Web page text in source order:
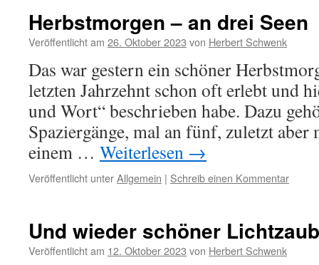
Herbstmorgen – an drei Seen
Veröffentlicht am 26. Oktober 2023 von Herbert Schwenk
Das war gestern ein schöner
letzten Jahrzehnt schon oft erlebt und
und Wort“ beschrieben habe. Dazu
Spaziergänge, mal an fünf, zuletzt aber
einem … Weiterlesen →
Veröffentlicht unterAllgemein | Schreib einen Kommentar
Und wieder schöner
Veröffentlicht am 12. Oktober 2023 von Herbert Schwenk